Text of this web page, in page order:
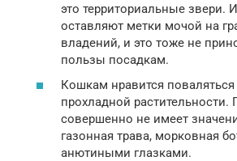
это территориальные звери.
оставляют метки мочой на
владений, и это тоже не
пользы посадкам.
Кошкам нравится
прохладной растительности.
совершенно не имеет
газонная трава, морковная
анютиными глазками.